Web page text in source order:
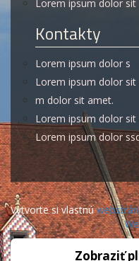
Lorem ipsum dolor sit
Kontakty
Lorem ipsum dolor s
Lorem ipsum dolor sit
m dolor sit amet.
Lorem ipsum dolor sit
Lorem ipsum dolor
Vytvorte si vlastnú
Zobraziť